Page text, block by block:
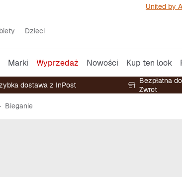
United by
Dzieci
Marki Wyprzedaż Nowości Kup ten look
dostawa z InPost
Bezpłatna
Zwrot
Bieganie